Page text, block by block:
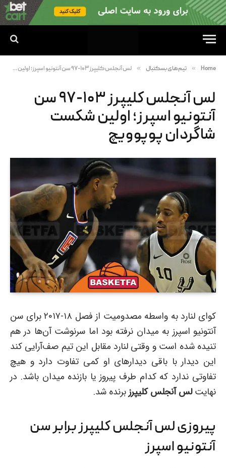
Home
» تیم‌های بسکتبال » لس آنجلس کلیپرز ۱۰۳-۹۷ سن آنتونیو اسپرز؛ اولین شکست شاگردان پوپوویچ
لس آنجلس کلیپرز ۱۰۳-۹۷ سن
آنتونیو اسپرز؛ اولین شکست
شاگردان پوپوویچ
کوای لنارد به واسطه مصدومیت از فصل ۱۸-۲۰۱۷ برای سن
آنتونیو اسپرز به میدان نرفته بود اما سرنوشت آن‌ها در هم
تنیده شده است و وقتی لنارد مقابل این تیم صف‌آرایی کند
این دیدار با باقی دیدارهای او کمی تفاوت دارد و هیچ
تفاوتی ندارد که کدام طرف پیروز یا بازنده میدان باشد. در
نهایتلس آنجلس کلیپرزبرنده شد.
پیروزی لس آنجلس کلیپرز برابر سن
آنتونیو اسپرز